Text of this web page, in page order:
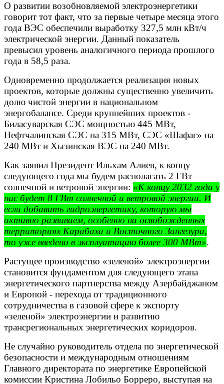
О развитии возобновляемой электроэнергетики
говорит тот факт, что за первые четыре месяца этого
года ВЭС обеспечили выработку 327,5 млн кВт/ч
электрической энергии. Данный показатель
превысил уровень аналогичного периода прошлого
года в 58,5 раза.
Одновременно продолжается реализация новых
проектов, которые должны существенно увеличить
долю чистой энергии в национальном
энергобалансе. Среди крупнейших проектов -
Биласуварская СЭС мощностью 445 МВт,
Нефтчалинская СЭС на 315 МВт, СЭС «Шафаг» на
240 МВт и Хызинская ВЭС на 240 МВт.
Как заявил Президент Ильхам Алиев, к концу
следующего года мы будем располагать 2 ГВт
солнечной и ветровой энергии: «К концу 2032 года у
нас будет 8 ГВт солнечной и ветровой энергии. И
если добавить гидроэнергетику, которую мы
активно развиваем, особенно на освобожденных
территориях Карабаха и Восточного Зангезура,
то уже введено в эксплуатацию более 300 МВт».
Растущее производство «зеленой» электроэнергии
становится фундаментом для следующего этапа
энергетического партнерства между Азербайджаном
и Европой - перехода от традиционного
сотрудничества в газовой сфере к экспорту
«зеленой» электроэнергии и развитию
трансрегиональных энергетических коридоров.
Не случайно руководитель отдела по энергетической
безопасности и международным отношениям
Главного директората по энергетике Европейской
комиссии Кристина Лобильо Борреро, выступая на